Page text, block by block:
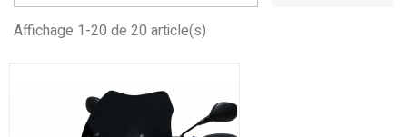
Affichage 1-20 de 20 article(s)